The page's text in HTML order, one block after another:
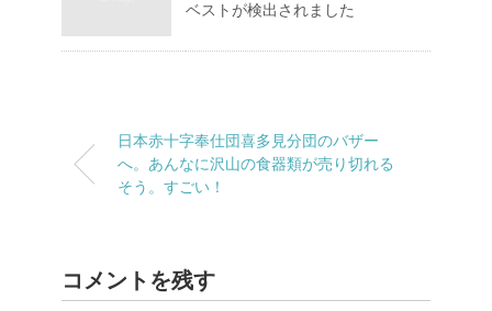
ベストが検出されました
日本赤十字奉仕団喜多見分団のバザー
へ。あんなに沢山の食器類が売り切れる
そう。すごい！
コメントを残す